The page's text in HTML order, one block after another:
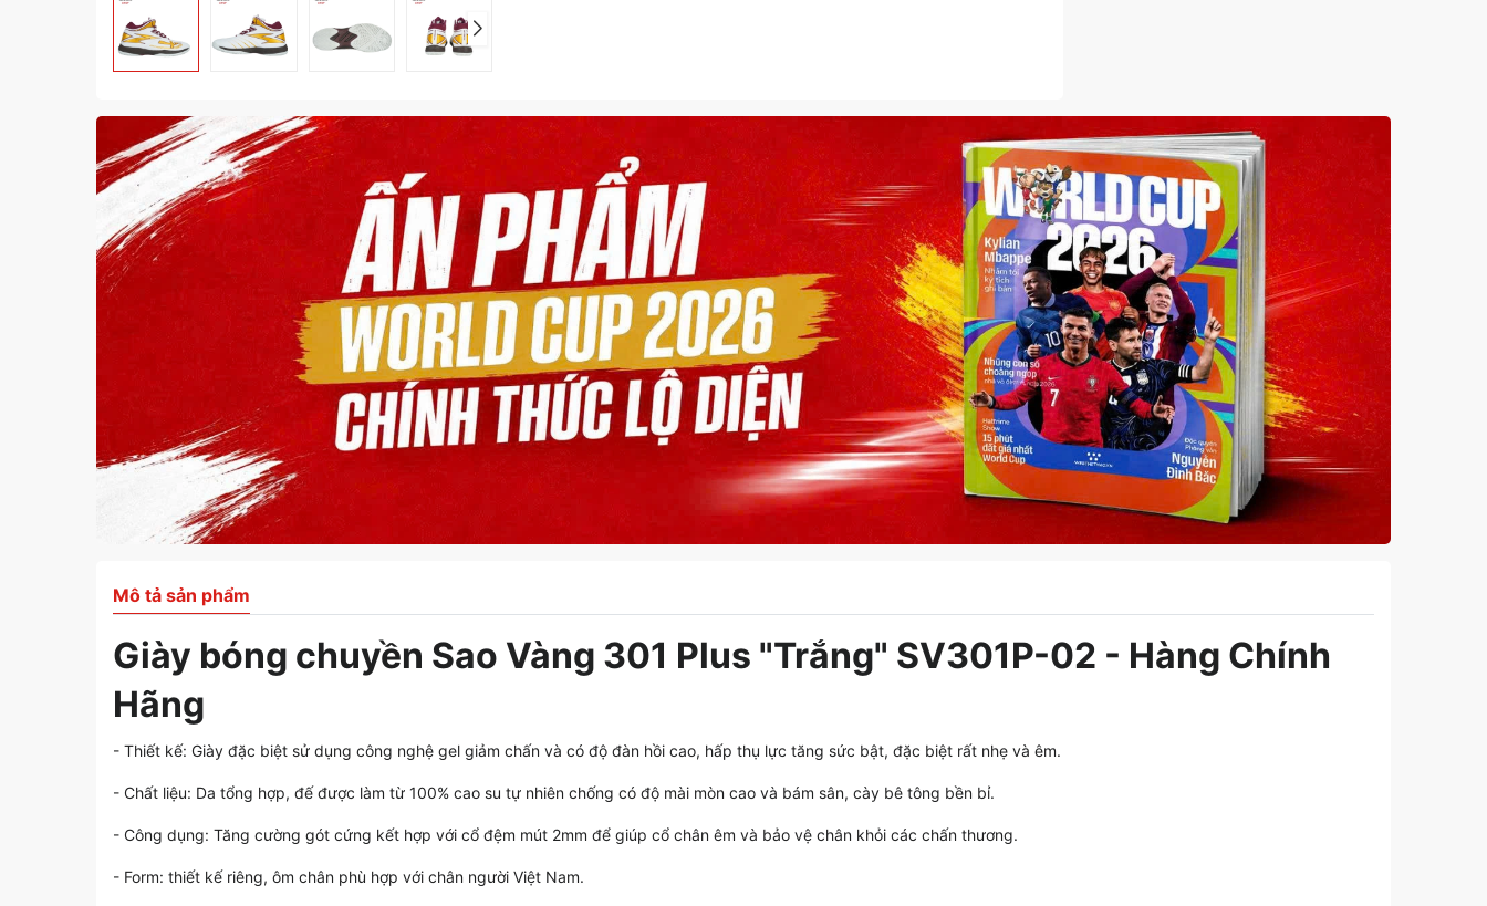
Mô tả sản phẩm
Giày bóng chuyền Sao Vàng 301 Plus "Trắng" SV301P-02 - Hàng Chính
Hãng
- Thiết kế: Giày đặc biệt sử dụng công nghệ gel giảm chấn và có độ đàn hồi cao, hấp thụ lực tăng sức bật, đặc biệt rất nhẹ và êm.
- Chất liệu: Da tổng hợp, đế được làm từ 100% cao su tự nhiên chống có độ mài mòn cao và bám sân, cày bê tông bền bỉ.
- Công dụng: Tăng cường gót cứng kết hợp với cổ đệm mút 2mm để giúp cổ chân êm và bảo vệ chân khỏi các chấn thương.
- Form: thiết kế riêng, ôm chân phù hợp với chân người Việt Nam.